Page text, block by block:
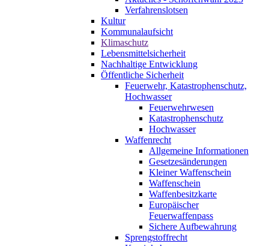
Verfahrenslotsen
Kultur
Kommunalaufsicht
Klimaschutz
Lebensmittelsicherheit
Nachhaltige Entwicklung
Öffentliche Sicherheit
Feuerwehr, Katastrophenschutz,
Hochwasser
Feuerwehrwesen
Katastrophenschutz
Hochwasser
Waffenrecht
Allgemeine Informationen
Gesetzesänderungen
Kleiner Waffenschein
Waffenschein
Waffenbesitzkarte
Europäischer
Feuerwaffenpass
Sichere Aufbewahrung
Sprengstoffrecht